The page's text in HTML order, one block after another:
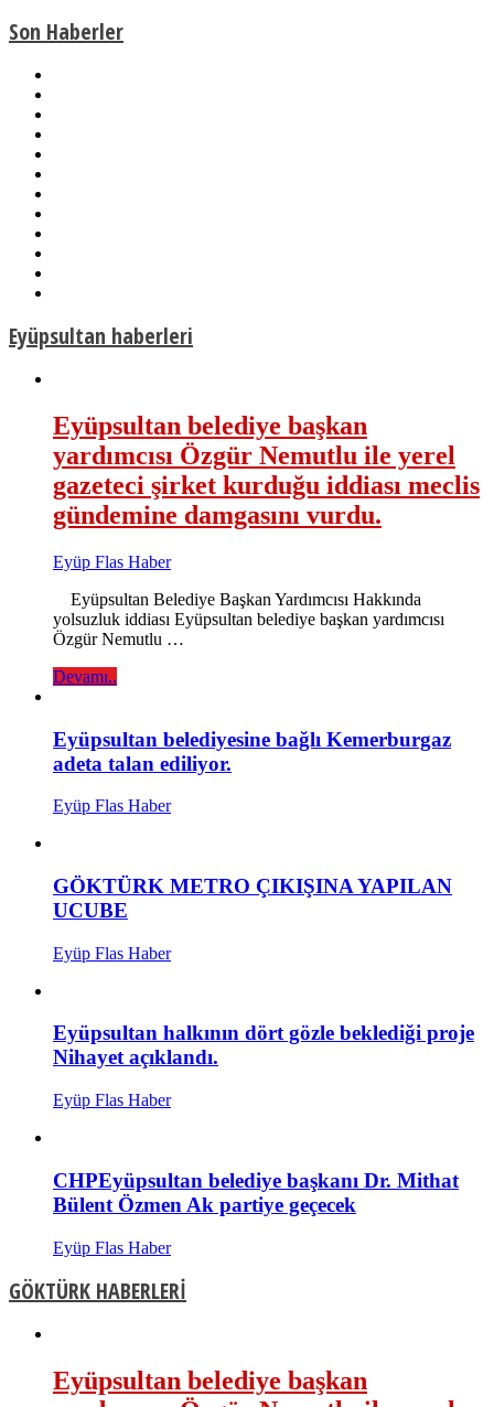
Son Haberler
Eyüpsultan haberleri
Eyüpsultan belediye başkan
yardımcısı Özgür Nemutlu ile yerel
gazeteci şirket kurduğu iddiası meclis
gündemine damgasını vurdu.
Eyüp Flas Haber
Eyüpsultan Belediye Başkan Yardımcısı Hakkında
yolsuzluk iddiası Eyüpsultan belediye başkan yardımcısı
Özgür Nemutlu …
Devamı..
Eyüpsultan belediyesine bağlı Kemerburgaz
adeta talan ediliyor.
Eyüp Flas Haber
GÖKTÜRK METRO ÇIKIŞINA YAPILAN
UCUBE
Eyüp Flas Haber
Eyüpsultan halkının dört gözle beklediği proje
Nihayet açıklandı.
Eyüp Flas Haber
CHPEyüpsultan belediye başkanı Dr. Mithat
Bülent Özmen Ak partiye geçecek
Eyüp Flas Haber
GÖKTÜRK HABERLERİ
Eyüpsultan belediye başkan